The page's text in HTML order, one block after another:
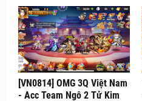
[VN0814] OMG 3Q Việt Nam
- Acc Team Ngô 2 Tử Kim